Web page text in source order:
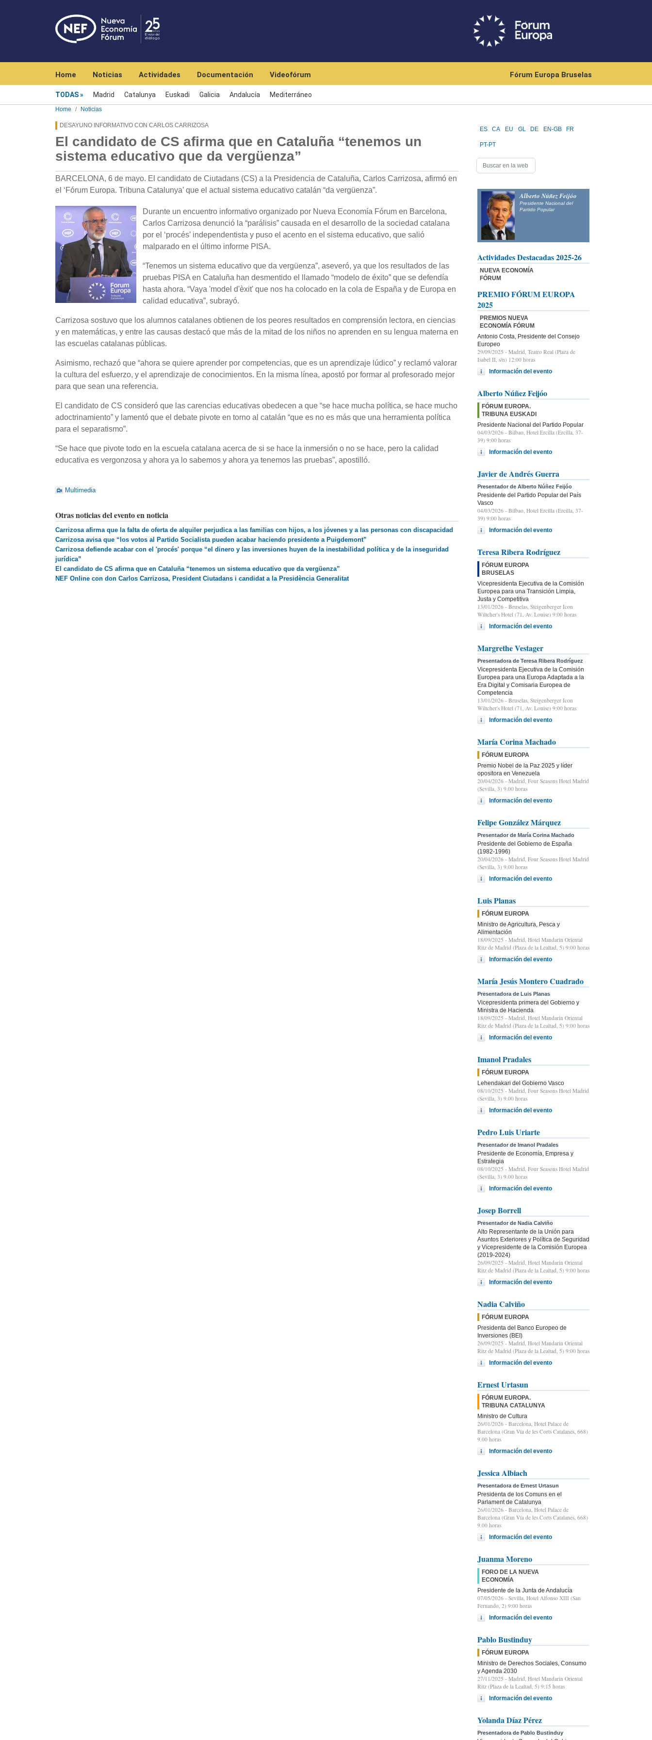
Home Noticias Actividades Documentación Videofórum Fórum Europa Bruselas
TODAS Madrid Catalunya Euskadi Galicia Andalucía Mediterráneo
Home Noticias
DESAYUNO INFORMATIVO CON CARLOS CARRIZOSA
El candidato de CS afirma que en Cataluña “tenemos un
sistema educativo que da vergüenza”
BARCELONA, 6 de mayo. El candidato de Ciutadans (CS) a la Presidencia de Cataluña, Carlos Carrizosa, afirmó en
el ‘Fórum Europa. Tribuna Catalunya’ que el actual sistema educativo catalán “da vergüenza”.
Durante un encuentro informativo organizado por Nueva Economía Fórum en Barcelona,
Carlos Carrizosa denunció la “parálisis” causada en el desarrollo de la sociedad catalana
por el ‘procés’ independentista y puso el acento en el sistema educativo, que salió
malparado en el último informe PISA.
“Tenemos un sistema educativo que da vergüenza”, aseveró, ya que los resultados de las
pruebas PISA en Cataluña han desmentido el llamado “modelo de éxito” que se defendía
hasta ahora. “Vaya 'model d'èxit' que nos ha colocado en la cola de España y de Europa en
calidad educativa”, subrayó.
Carrizosa sostuvo que los alumnos catalanes obtienen de los peores resultados en comprensión lectora, en ciencias
y en matemáticas, y entre las causas destacó que más de la mitad de los niños no aprenden en su lengua materna en
las escuelas catalanas públicas.
Asimismo, rechazó que “ahora se quiere aprender por competencias, que es un aprendizaje lúdico” y reclamó valorar
la cultura del esfuerzo, y el aprendizaje de conocimientos. En la misma línea, apostó por formar al profesorado mejor
para que sean una referencia.
El candidato de CS consideró que las carencias educativas obedecen a que “se hace mucha política, se hace mucho
adoctrinamiento” y lamentó que el debate pivote en torno al catalán “que es no es más que una herramienta política
para el separatismo”.
“Se hace que pivote todo en la escuela catalana acerca de si se hace la inmersión o no se hace, pero la calidad
educativa es vergonzosa y ahora ya lo sabemos y ahora ya tenemos las pruebas”, apostilló.
Multimedia
Otras noticias del evento en noticia
Carrizosa afirma que la falta de oferta de alquiler perjudica a las familias con hijos, a los jóvenes y a las personas con discapacidad
Carrizosa avisa que “los votos al Partido Socialista pueden acabar haciendo presidente a Puigdemont”
Carrizosa defiende acabar con el 'procés' porque “el dinero y las inversiones huyen de la inestabilidad política y de la inseguridad
jurídica”
El candidato de CS afirma que en Cataluña “tenemos un sistema educativo que da vergüenza”
NEF Online con don Carlos Carrizosa, President Ciutadans i candidat a la Presidència Generalitat
ES CA EU GL DE EN-GB FR
PT-PT
Alberto Núñez Feijóo
Presidente Nacional del
Partido Popular
Actividades Destacadas 2025-26
NUEVA ECONOMÍA
FÓRUM
PREMIO FÓRUM EUROPA
2025
PREMIOS NUEVA
ECONOMÍA FÓRUM
Antonio Costa, Presidente del Consejo
Europeo
29/09/2025 - Madrid, Teatro Real (Plaza de
Isabel II, s/n) 12:00 horas
Información del evento
Alberto Núñez Feijóo
FÓRUM EUROPA.
TRIBUNA EUSKADI
Presidente Nacional del Partido Popular
04/03/2026 - Bilbao, Hotel Ercilla (Ercilla, 37-
39) 9:00 horas
Información del evento
Javier de Andrés Guerra
Presentador de Alberto Núñez Feijóo
Presidente del Partido Popular del País
Vasco
04/03/2026 - Bilbao, Hotel Ercilla (Ercilla, 37-
39) 9:00 horas
Información del evento
Teresa Ribera Rodríguez
FÓRUM EUROPA
BRUSELAS
Vicepresidenta Ejecutiva de la Comisión
Europea para una Transición Limpia,
Justa y Competitiva
13/01/2026 - Bruselas, Steigenberger Icon
Wiltcher's Hotel (71, Av. Louise) 9:00 horas
Información del evento
Margrethe Vestager
Presentadora de Teresa Ribera Rodríguez
Vicepresidenta Ejecutiva de la Comisión
Europea para una Europa Adaptada a la
Era Digital y Comisaria Europea de
Competencia
13/01/2026 - Bruselas, Steigenberger Icon
Wiltcher's Hotel (71, Av. Louise) 9:00 horas
Información del evento
María Corina Machado
FÓRUM EUROPA
Premio Nobel de la Paz 2025 y líder
opositora en Venezuela
20/04/2026 - Madrid, Four Seasons Hotel Madrid
(Sevilla, 3) 9.00 horas
Información del evento
Felipe González Márquez
Presentador de María Corina Machado
Presidente del Gobierno de España
(1982-1996)
20/04/2026 - Madrid, Four Seasons Hotel Madrid
(Sevilla, 3) 9.00 horas
Información del evento
Luis Planas
FÓRUM EUROPA
Ministro de Agricultura, Pesca y
Alimentación
18/09/2025 - Madrid, Hotel Mandarin Oriental
Ritz de Madrid (Plaza de la Lealtad, 5) 9:00 horas
Información del evento
María Jesús Montero Cuadrado
Presentadora de Luis Planas
Vicepresidenta primera del Gobierno y
Ministra de Hacienda
18/09/2025 - Madrid, Hotel Mandarin Oriental
Ritz de Madrid (Plaza de la Lealtad, 5) 9:00 horas
Información del evento
Imanol Pradales
FÓRUM EUROPA
Lehendakari del Gobierno Vasco
08/10/2025 - Madrid, Four Seasons Hotel Madrid
(Sevilla, 3) 9.00 horas
Información del evento
Pedro Luis Uriarte
Presentador de Imanol Pradales
Presidente de Economía, Empresa y
Estrategia
08/10/2025 - Madrid, Four Seasons Hotel Madrid
(Sevilla, 3) 9.00 horas
Información del evento
Josep Borrell
Presentador de Nadia Calviño
Alto Representante de la Unión para
Asuntos Exteriores y Política de Seguridad
y Vicepresidente de la Comisión Europea
(2019-2024)
26/09/2025 - Madrid, Hotel Mandarin Oriental
Ritz de Madrid (Plaza de la Lealtad, 5) 9:00 horas
Información del evento
Nadia Calviño
FÓRUM EUROPA
Presidenta del Banco Europeo de
Inversiones (BEI)
26/09/2025 - Madrid, Hotel Mandarin Oriental
Ritz de Madrid (Plaza de la Lealtad, 5) 9:00 horas
Información del evento
Ernest Urtasun
FÓRUM EUROPA.
TRIBUNA CATALUNYA
Ministro de Cultura
26/01/2026 - Barcelona, Hotel Palace de
Barcelona (Gran Vía de les Corts Catalanes, 668)
9.00 horas
Información del evento
Jessica Albiach
Presentadora de Ernest Urtasun
Presidenta de los Comuns en el
Parlament de Catalunya
26/01/2026 - Barcelona, Hotel Palace de
Barcelona (Gran Vía de les Corts Catalanes, 668)
9.00 horas
Información del evento
Juanma Moreno
FORO DE LA NUEVA
ECONOMÍA
Presidente de la Junta de Andalucía
07/05/2026 - Sevilla, Hotel Alfonso XIII (San
Fernando, 2) 9:00 horas
Información del evento
Pablo Bustinduy
FÓRUM EUROPA
Ministro de Derechos Sociales, Consumo
y Agenda 2030
27/11/2025 - Madrid, Hotel Mandarin Oriental
Ritz (Plaza de la Lealtad, 5) 9:15 horas
Información del evento
Yolanda Díaz Pérez
Presentadora de Pablo Bustinduy